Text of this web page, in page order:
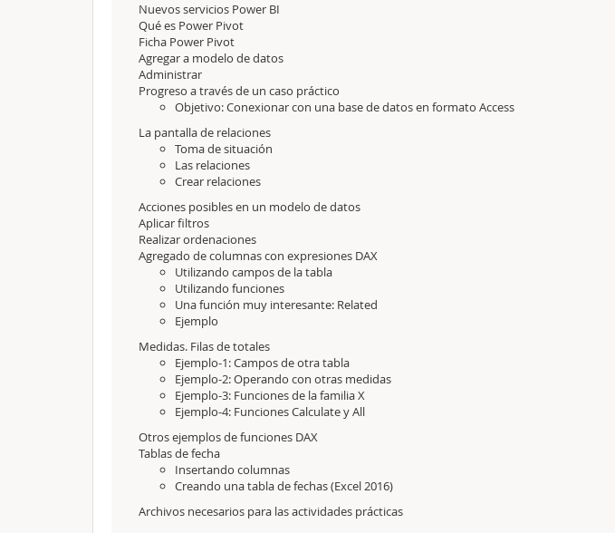
Nuevos servicios Power BI
Qué es Power Pivot
Ficha Power Pivot
Agregar a modelo de datos
Administrar
Progreso a través de un caso práctico
Objetivo: Conexionar con una base de datos en formato Access
La pantalla de relaciones
Toma de situación
Las relaciones
Crear relaciones
Acciones posibles en un modelo de datos
Aplicar filtros
Realizar ordenaciones
Agregado de columnas con expresiones DAX
Utilizando campos de la tabla
Utilizando funciones
Una función muy interesante: Related
Ejemplo
Medidas. Filas de totales
Ejemplo-1: Campos de otra tabla
Ejemplo-2: Operando con otras medidas
Ejemplo-3: Funciones de la familia X
Ejemplo-4: Funciones Calculate y All
Otros ejemplos de funciones DAX
Tablas de fecha
Insertando columnas
Creando una tabla de fechas (Excel 2016)
Archivos necesarios para las actividades prácticas